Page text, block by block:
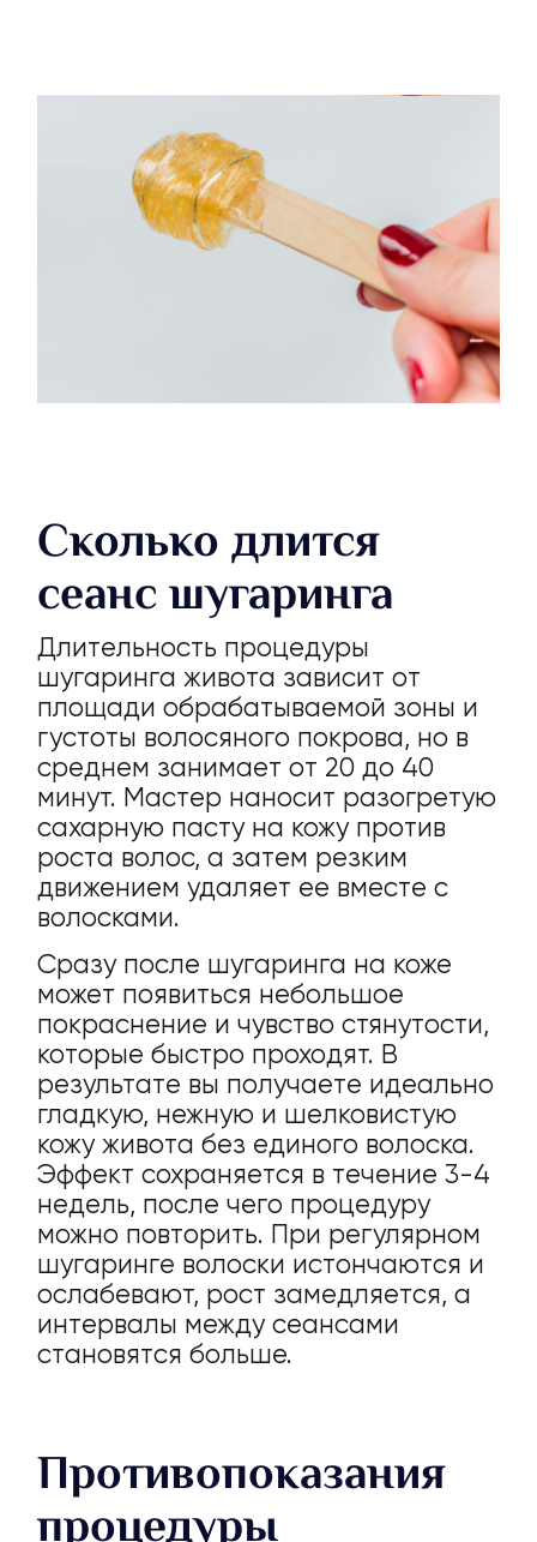
Сколько длится
сеанс шугаринга
Длительность процедуры
шугаринга живота зависит от
площади обрабатываемой зоны и
густоты волосяного покрова, но в
среднем занимает от 20 до 40
минут. Мастер наносит разогретую
сахарную пасту на кожу против
роста волос, а затем резким
движением удаляет ее вместе с
волосками.
Сразу после шугаринга на коже
может появиться небольшое
покраснение и чувство стянутости,
которые быстро проходят. В
результате вы получаете идеально
гладкую, нежную и шелковистую
кожу живота без единого волоска.
Эффект сохраняется в течение 3-4
недель, после чего процедуру
можно повторить. При регулярном
шугаринге волоски истончаются и
ослабевают, рост замедляется, а
интервалы между сеансами
становятся больше.
Противопоказания
процедуры